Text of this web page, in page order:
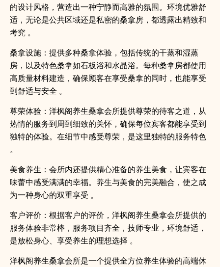
的设计风格，营造出一种宁静而高雅的氛围。环境优雅舒
适，无论是公共区域还是私密的桑拿房，都透露出精致和
考究 。
桑拿设施：提供多种桑拿体验，包括传统的干蒸和湿蒸
房，以及特色桑拿如石板浴和水晶浴。每种桑拿房都使用
高质量材料建造，确保顾客在享受桑拿的同时，也能享受
到舒适与安全 。
尊荣体验：洋枫阁养生桑拿会所提供尊荣的待客之道，从
热情的服务到周到细致的关怀，确保每位宾客都能享受到
独特的体验。在细节中感受尊荣，是这里独特的服务特色
。
美食养生：会所内还提供精心准备的养生美食，让宾客在
味蕾中感受满满的幸福。养生与美食的完美融合，使之成
为一种身心的双重享受 。
客户评价：根据客户的评价，洋枫阁养生桑拿会所提供的
服务体验非常棒，服务项目齐全，技师专业，环境舒适，
是放松身心、享受养生的理想选择 。
洋枫阁养生桑拿会所是一个提供全方位养生体验的高端休